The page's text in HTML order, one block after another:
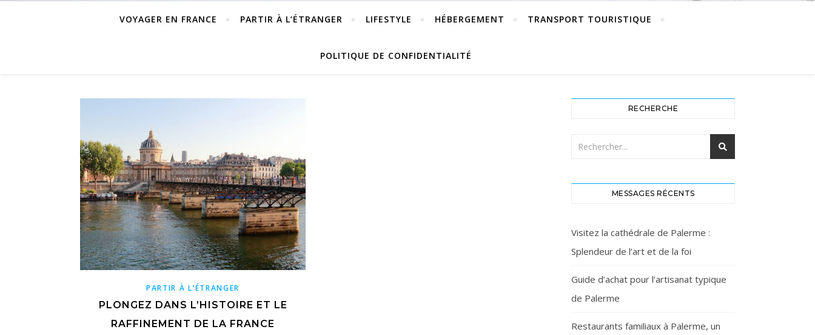
VOYAGER EN FRANCE PARTIR À L’ÉTRANGER LIFESTYLE HÉBERGEMENT TRANSPORT TOURISTIQUE
POLITIQUE DE CONFIDENTIALITÉ
PARTIR À L’ÉTRANGER
PLONGEZ DANS L’HISTOIRE ET LE
RAFFINEMENT DE LA FRANCE
RECHERCHE
MESSAGES RÉCENTS
Visitez la cathédrale de Palerme :
Splendeur de l’art et de la foi
Guide d’achat pour l’artisanat typique
de Palerme
Restaurants familiaux à Palerme, un